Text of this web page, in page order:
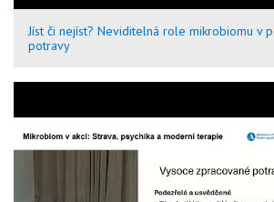
Jíst či nejíst? Neviditelná role mikrobiomu v
potravy